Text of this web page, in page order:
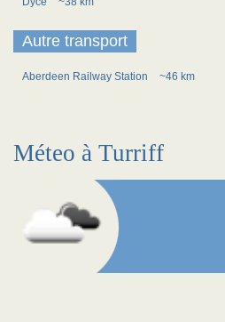
Autre transport
Aberdeen Railway Station ~46 km
Méteo à Turriff